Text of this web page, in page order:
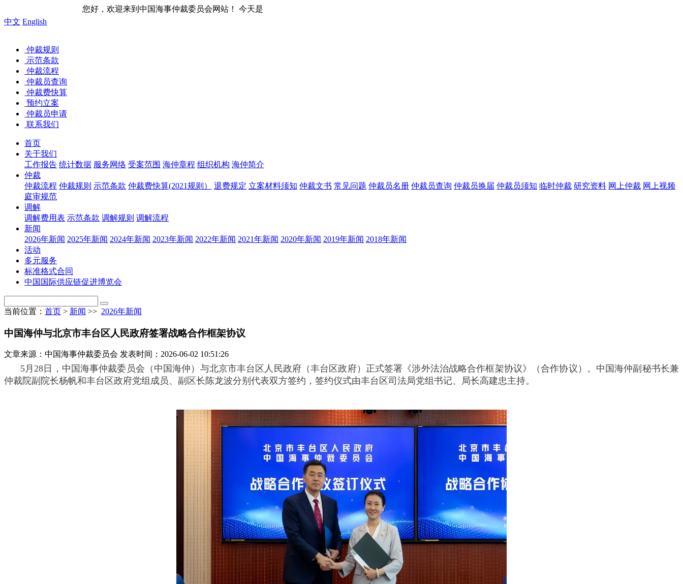
您好，欢迎来到中国海事仲裁委员会网站！ 今天是
中文 English
仲裁规则
示范条款
仲裁流程
仲裁员查询
仲裁费快算
预约立案
仲裁员申请
联系我们
首页
关于我们
工作报告 统计数据 服务网络 受案范围 海仲章程 组织机构 海仲简介
仲裁
仲裁流程 仲裁规则 示范条款 仲裁费快算(2021规则） 退费规定 立案材料须知 仲裁文书 常见问题 仲裁员名册 仲裁员查询 仲裁员换届 仲裁员须知 临时仲裁 研究资料 网上仲裁 网上视频
庭审规范
调解
调解费用表 示范条款 调解规则 调解流程
新闻
2026年新闻 2025年新闻 2024年新闻 2023年新闻 2022年新闻 2021年新闻 2020年新闻 2019年新闻 2018年新闻
活动
多元服务
标准格式合同
中国国际供应链促进博览会
当前位置： 首页 > 新闻 >> 2026年新闻
中国海仲与北京市丰台区人民政府签署战略合作框架协议
文章来源：中国海事仲裁委员会 发表时间：2026-06-02 10:51:26
5月28日，中国海事仲裁委员会（中国海仲）与北京市丰台区人民政府（丰台区政府）正式签署《涉外法治战略合作框架协议》（合作协议）。中国海仲副秘书长兼
仲裁院副院长杨帆和丰台区政府党组成员、副区长陈龙波分别代表双方签约，签约仪式由丰台区司法局党组书记、局长高建忠主持。